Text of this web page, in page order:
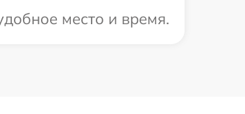
место и время.